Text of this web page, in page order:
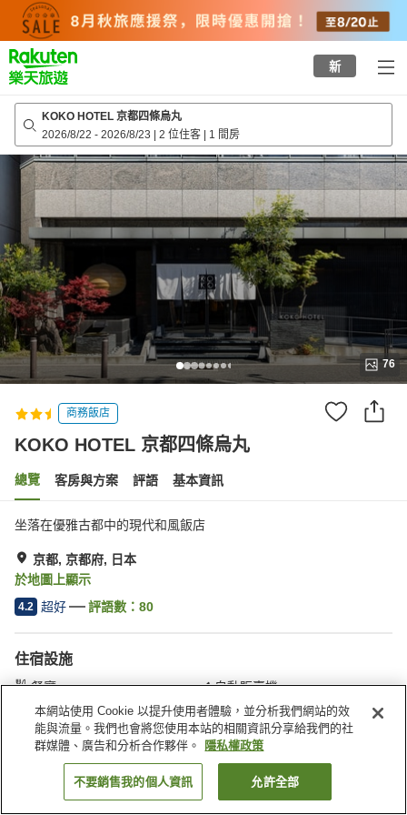
top
page
新
KOKO HOTEL 京都四條烏丸​​
2026/8/22 - 2026/8/23 | 2 位住客 | 1 間房
76
商務飯店
KOKO HOTEL 京都四條烏丸​​
總覽 客房與方案 評語 基本資訊
坐落在優雅古都中的現代和風飯店
京都, 京都府, 日本
於地圖上顯示
4.2 超好 評語數： 80
住宿設施
餐廳
自動販賣機
付費洗衣房
宅配服務
首頁 日本 京都府 京都 KOKO HOTEL 京都四條烏丸​​
找客房
本網站使用 Cookie 以提升使用者體驗，並分析我們網站的效
能與流量。我們也會將您使用本站的相關資訊分享給我們的社
群媒體、廣告和分析合作夥伴。
隱私權政策
不要銷售我的個人資訊 允許全部